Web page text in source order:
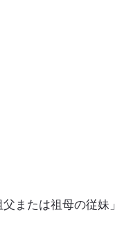
または祖母の従妹」